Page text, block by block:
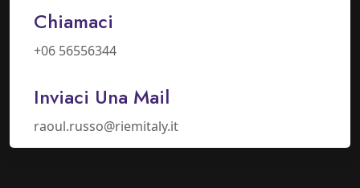
Chiamaci
+06 56556344
Inviaci Una Mail
raoul.russo@riemitaly.it